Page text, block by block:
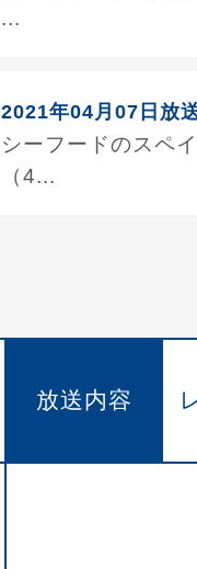
...
2021年04月07日放
シーフードのスペ
（4...
放送内容